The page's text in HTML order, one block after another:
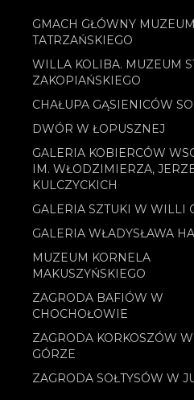
GMACH GŁÓWNY MUZEUM
TATRZAŃSKIEGO
WILLA KOLIBA. MUZEUM
ZAKOPIAŃSKIEGO
CHAŁUPA GĄSIENICÓW
DWÓR W ŁOPUSZNEJ
GALERIA KOBIERCÓW
IM. WŁODZIMIERZA,
KULCZYCKICH
GALERIA SZTUKI W WILLI
GALERIA WŁADYSŁAWA
MUZEUM KORNELA
MAKUSZYŃSKIEGO
ZAGRODA BAFIÓW W
CHOCHOŁOWIE
ZAGRODA KORKOSZÓW
GÓRZE
ZAGRODA SOŁTYSÓW W